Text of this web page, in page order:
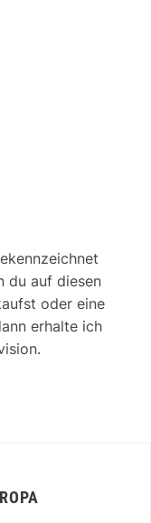
du auf diesen
oder eine
erhalte ich